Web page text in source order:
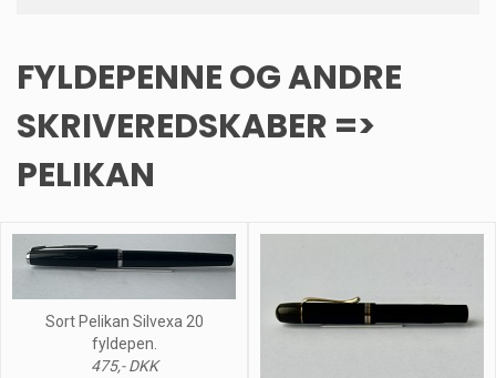
FYLDEPENNE OG ANDRE
SKRIVEREDSKABER =>
PELIKAN
Sort Pelikan Silvexa 20
fyldepen.
475,- DKK